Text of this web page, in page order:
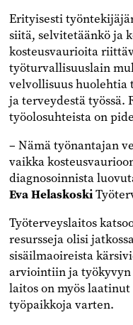
Erityisesti
siitä, selvitetäänkö ja
kosteusvaurioita
työturvallisuuslain
velvollisuus
ja terveydestä työssä.
työolosuhteista on
– Nämä työnantajan
vaikka
diagnosoinnista
Eva Helaskoski
Työterveyslaitos
resursseja olisi
sisäilmaoireista
arviointiin ja työkyvyn
laitos on myös
työpaikkoja varten.